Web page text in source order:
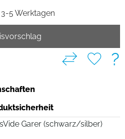
5 Werktagen
?
Garer (schwarz/silber)